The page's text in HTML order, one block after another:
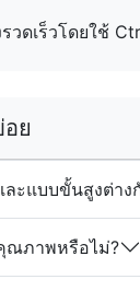
วดเร็วโดยใช้
ย
ะแบบขั้นสูงต่าง
ณภาพหรือไม่?